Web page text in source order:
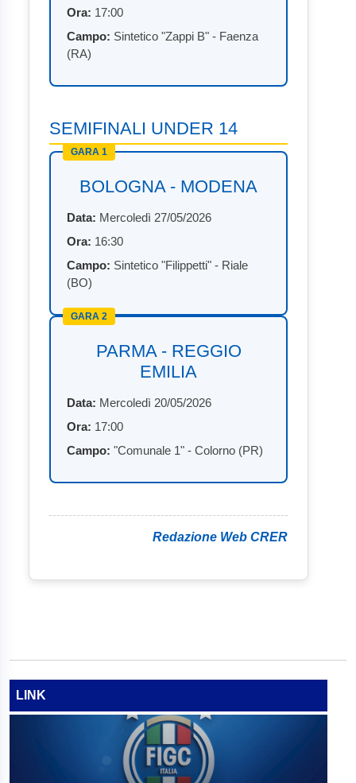
Ora: 17:00
Campo: Sintetico "Zappi B" - Faenza
(RA)
SEMIFINALI UNDER 14
GARA 1
BOLOGNA - MODENA
Data: Mercoledì 27/05/2026
Ora: 16:30
Campo: Sintetico "Filippetti" - Riale
(BO)
GARA 2
PARMA - REGGIO
EMILIA
Data: Mercoledì 20/05/2026
Ora: 17:00
Campo: "Comunale 1" - Colorno (PR)
Redazione Web CRER
LINK